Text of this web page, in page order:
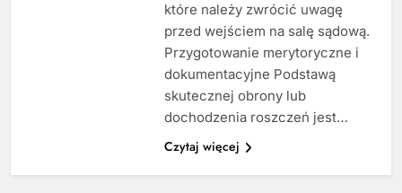
które należy zwrócić uwagę
przed wejściem na salę sądową.
Przygotowanie merytoryczne i
dokumentacyjne Podstawą
skutecznej obrony lub
dochodzenia roszczeń jest…
Czytaj więcej